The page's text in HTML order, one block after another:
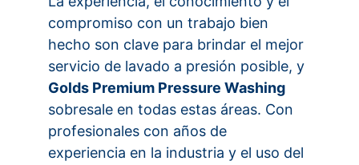
compromiso con un trabajo bien
hecho son clave para brindar el mejor
servicio de lavado a presión posible, y
Golds Premium Pressure Washing
sobresale en todas estas áreas. Con
profesionales con años de
experiencia en la industria y el uso del